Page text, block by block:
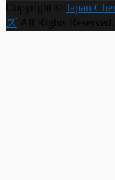
Copyright © Japan
ズ All Rights Reserved.